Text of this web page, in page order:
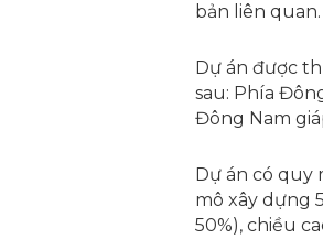
bản liên quan.
Dự án được
sau: Phía
Đông Nam
Dự án có quy
mô xây dựng
50%), chiều